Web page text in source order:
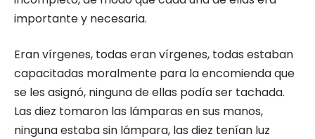
importante y necesaria.
Eran vírgenes, todas eran vírgenes, todas estaban
capacitadas moralmente para la encomienda que
se les asignó, ninguna de ellas podía ser tachada.
Las diez tomaron las lámparas en sus manos,
ninguna estaba sin lámpara, las diez tenían luz